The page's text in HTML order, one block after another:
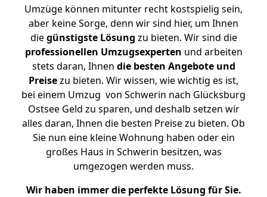
Umzüge können mitunter recht kostspielig sein,
aber keine Sorge, denn wir sind hier, um Ihnen
diegünstigste Lösung zu bieten. Wir sind die
professionellen Umzugsexperten und arbeiten
stets daran, Ihnen die besten Angebote und
Preisezu bieten. Wir wissen, wie wichtig es ist,
bei einem Umzug von Schwerin nach Glücksburg
Ostsee Geld zu sparen, und deshalb setzen wir
alles daran, Ihnen die besten Preise zu bieten. Ob
Sie nun eine kleine Wohnung haben oder ein
großes Haus in Schwerin besitzen, was
umgezogen werden muss.
Wir haben immer die perfekte Lösung für Sie.